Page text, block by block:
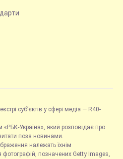
суб’єктів у сфері медіа — R40-
Україна», який розповідає про
поза новинами.
належать їхнім
позначених Getty Images,